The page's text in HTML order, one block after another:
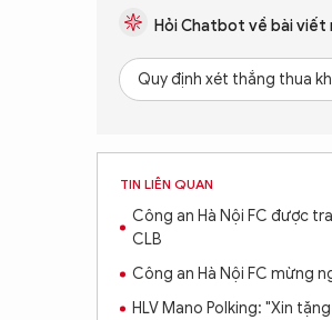
Hỏi Chatbot về bài viết
Quy định xét thắng thua
TIN LIÊN QUAN
Công an Hà Nội FC được
CLB
Công an Hà Nội FC mừng
HLV Mano Polking: "Xin